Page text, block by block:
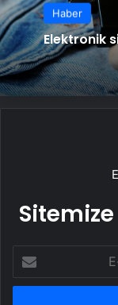
Haber
Elektronik
posta
adresinizi